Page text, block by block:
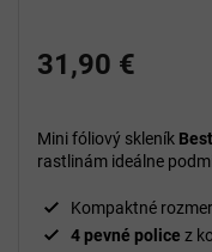
31,90 €
Mini fóliový skleník
rastlinám ideálne
Kompaktné
4 pevné police z